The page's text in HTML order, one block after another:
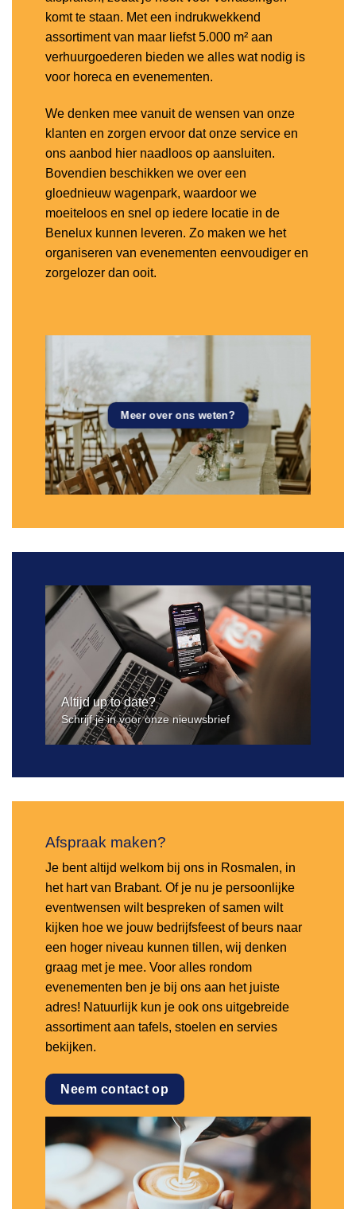
komt te staan. Met een indrukwekkend
assortiment van maar liefst 5.000 m² aan
verhuurgoederen bieden we alles wat nodig is
voor horeca en evenementen.
We denken mee vanuit de wensen van onze
klanten en zorgen ervoor dat onze service en
ons aanbod hier naadloos op aansluiten.
Bovendien beschikken we over een
gloednieuw wagenpark, waardoor we
moeiteloos en snel op iedere locatie in de
Benelux kunnen leveren. Zo maken we het
organiseren van evenementen eenvoudiger en
zorgelozer dan ooit.
Meer over ons weten?
Altijd up to date?
Schrijf je in voor onze nieuwsbrief
Afspraak maken?
Je bent altijd welkom bij ons in Rosmalen, in
het hart van Brabant. Of je nu je persoonlijke
eventwensen wilt bespreken of samen wilt
kijken hoe we jouw bedrijfsfeest of beurs naar
een hoger niveau kunnen tillen, wij denken
graag met je mee. Voor alles rondom
evenementen ben je bij ons aan het juiste
adres! Natuurlijk kun je ook ons uitgebreide
assortiment aan tafels, stoelen en servies
bekijken.
Neem contact op